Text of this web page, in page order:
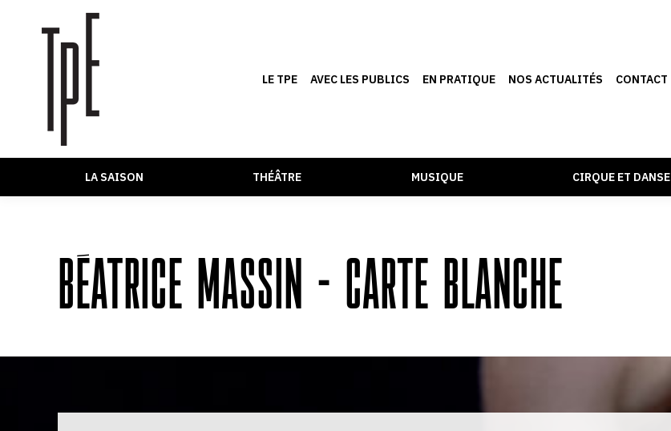
LE TPE AVEC LES PUBLICS EN PRATIQUE NOS ACTUALITÉS CONTACT
LA SAISON THÉÂTRE MUSIQUE CIRQUE ET DANSE
BÉATRICE MASSIN – CARTE BLANCHE